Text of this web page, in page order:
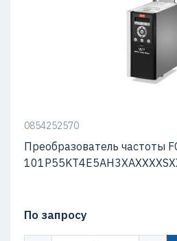
0854252570
Преобразователь частоты
По запросу